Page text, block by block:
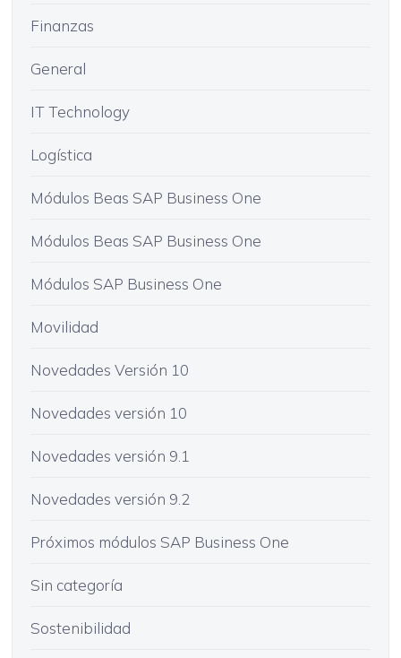
Finanzas
General
IT Technology
Logística
Módulos Beas SAP Business One
Módulos Beas SAP Business One
Módulos SAP Business One
Movilidad
Novedades Versión 10
Novedades versión 10
Novedades versión 9.1
Novedades versión 9.2
Próximos módulos SAP Business One
Sin categoría
Sostenibilidad